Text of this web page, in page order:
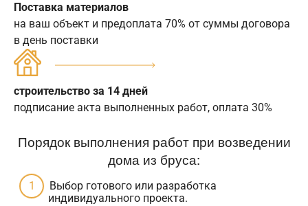
Поставка материалов
на ваш объект и предоплата 70% от суммы договора
в день поставки
строительство за 14 дней
подписание акта выполненных работ, оплата 30%
Порядок выполнения работ при возведении
дома из бруса:
Выбор готового или разработка
индивидуального проекта.